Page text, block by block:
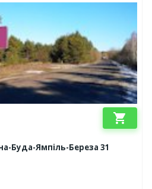
shopping_cart
Буда-Ямпіль-Береза 31